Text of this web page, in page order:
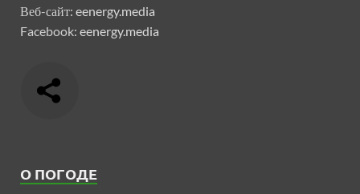
Веб-сайт: eenergy.media
Facebook: eenergy.media
О ПОГОДЕ